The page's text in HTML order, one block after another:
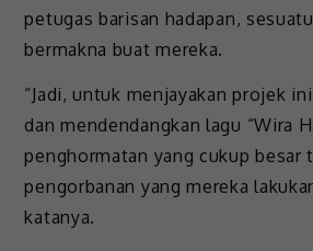
petugas barisan hadapan,
bermakna buat mereka.
“Jadi, untuk menjayakan projek
dan mendendangkan lagu “Wira
penghormatan yang cukup besar
pengorbanan yang mereka
katanya.